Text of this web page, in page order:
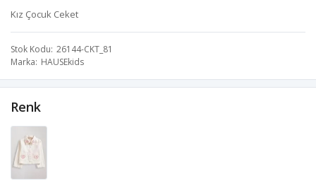
Kız Çocuk Ceket
Stok Kodu 26144-CKT_81
Marka HAUSEkids
Renk